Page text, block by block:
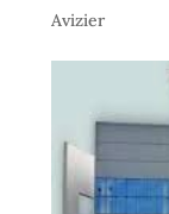
Avizier